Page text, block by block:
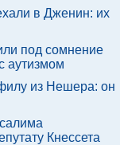
в Дженин: их
под сомнение
аутизмом
из Нешера: он
Кнессета